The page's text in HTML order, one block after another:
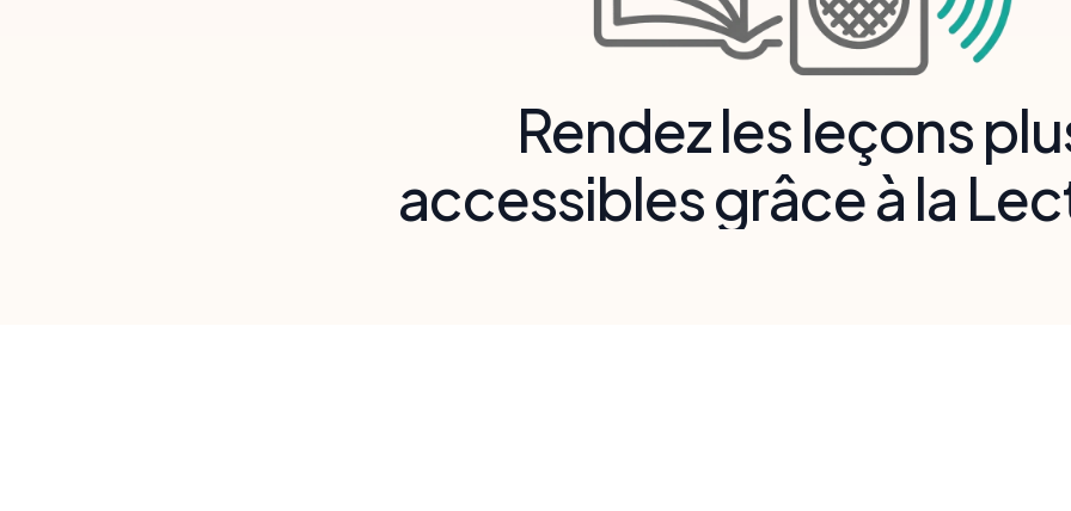
Rendez les leçons
accessibles grâce à la